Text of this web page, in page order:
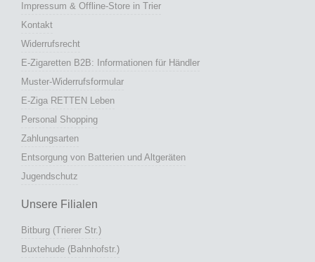
Impressum & Offline-Store in Trier
Kontakt
Widerrufsrecht
E-Zigaretten B2B: Informationen für Händler
Muster-Widerrufsformular
E-Ziga RETTEN Leben
Personal Shopping
Zahlungsarten
Entsorgung von Batterien und Altgeräten
Jugendschutz
Unsere Filialen
Bitburg (Trierer Str.)
Buxtehude (Bahnhofstr.)